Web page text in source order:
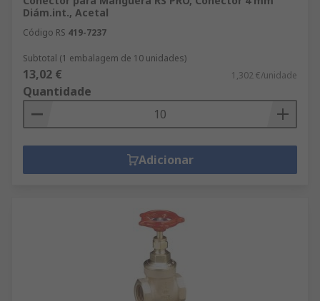
Diám.int., Acetal
Código RS 419-7237
Subtotal (1 embalagem de 10 unidades)
13,02 € 1,302 €/unidade
Quantidade
Adicionar